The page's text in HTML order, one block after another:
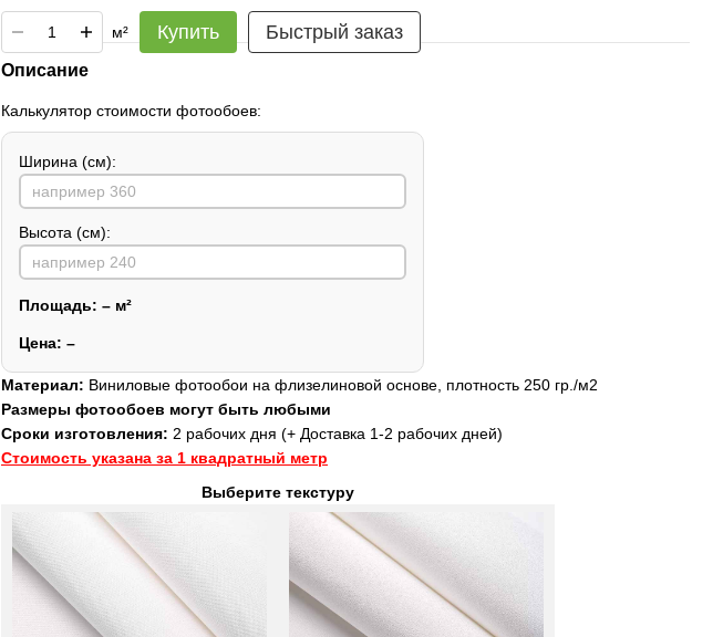
м² Купить Быстрый заказ
Описание
Калькулятор стоимости фотообоев:
Ширина (см):
Высота (см):
Площадь: – м²
Цена: –
Материал: Виниловые фотообои на флизелиновой основе, плотность 250 гр./м2
Размеры фотообоев могут быть любыми
Сроки изготовления: 2 рабочих дня (+ Доставка 1-2 рабочих дней)
Стоимость указана за 1 квадратный метр
Выберите текстуру